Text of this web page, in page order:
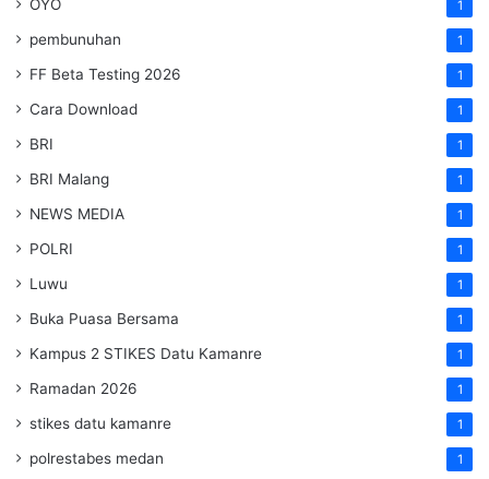
OYO 1
pembunuhan 1
FF Beta Testing 2026 1
Cara Download 1
BRI 1
BRI Malang 1
NEWS MEDIA 1
POLRI 1
Luwu 1
Buka Puasa Bersama 1
Kampus 2 STIKES Datu Kamanre 1
Ramadan 2026 1
stikes datu kamanre 1
polrestabes medan 1